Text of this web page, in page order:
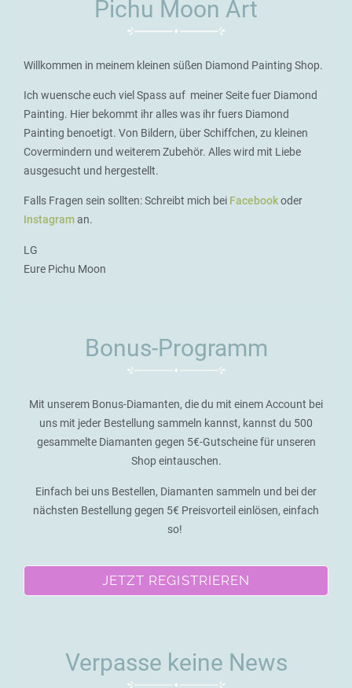
Pichu Moon Art
Willkommen in meinem kleinen süßen Diamond Painting Shop.
Ich wuensche euch viel Spass auf meiner Seite fuer Diamond
Painting. Hier bekommt ihr alles was ihr fuers Diamond
Painting benoetigt. Von Bildern, über Schiffchen, zu kleinen
Covermindern und weiterem Zubehör. Alles wird mit Liebe
ausgesucht und hergestellt.
Falls Fragen sein sollten: Schreibt mich bei Facebookoder
Instagraman.
LG
Eure Pichu Moon
Bonus-Programm
Mit unserem Bonus-Diamanten, die du mit einem Account bei
uns mit jeder Bestellung sammeln kannst, kannst du 500
gesammelte Diamanten gegen 5€-Gutscheine für unseren
Shop eintauschen.
Einfach bei uns Bestellen, Diamanten sammeln und bei der
nächsten Bestellung gegen 5€ Preisvorteil einlösen, einfach
so!
JETZT REGISTRIEREN
Verpasse keine News